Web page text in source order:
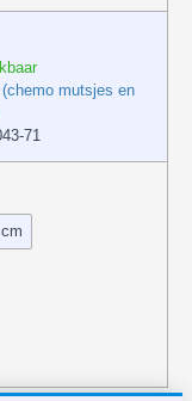
mutsjes en
71